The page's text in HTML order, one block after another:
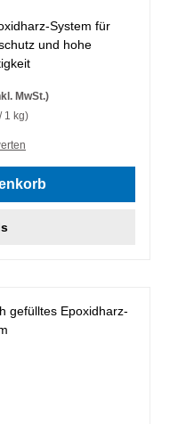
System für
und hohe
MwSt.)
1 kg)